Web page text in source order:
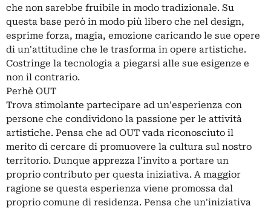
che non sarebbe fruibile in modo tradizionale. Su
questa base però in modo più libero che nel design,
esprime forza, magia, emozione caricando le sue opere
di un'attitudine che le trasforma in opere artistiche.
Costringe la tecnologia a piegarsi alle sue esigenze e
non il contrario.
Perhè OUT
Trova stimolante partecipare ad un'esperienza con
persone che condividono la passione per le attività
artistiche. Pensa che ad OUT vada riconosciuto il
merito di cercare di promuovere la cultura sul nostro
territorio. Dunque apprezza l'invito a portare un
proprio contributo per questa iniziativa. A maggior
ragione se questa esperienza viene promossa dal
proprio comune di residenza. Pensa che un'iniziativa